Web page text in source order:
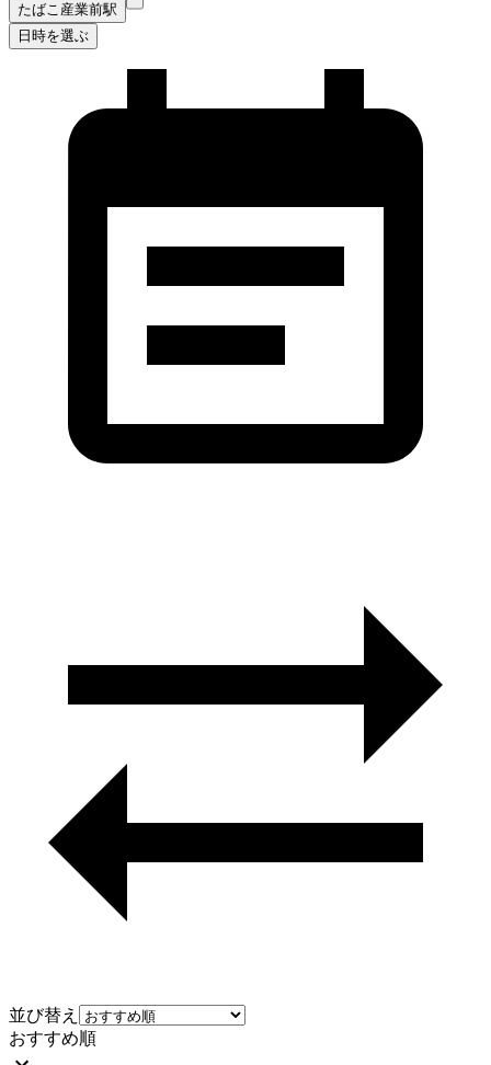
たばこ産業前駅
日時を選ぶ
並び替え
おすすめ順